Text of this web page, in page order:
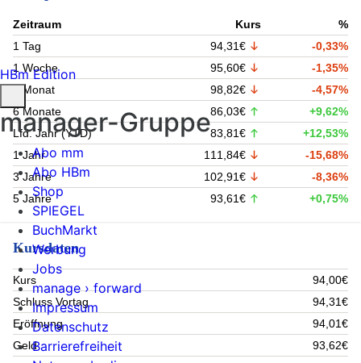
Zeitraum Kurs
%
1 Tag
94,31€
-0,33%
1 Woche
95,60€
-1,35%
1 Monat
98,82€
-4,57%
6 Monate
86,03€
+9,62%
Lfd. Jahr (YTD)
83,81€
+12,53%
1 Jahr
111,84€
-15,68%
3 Jahre
102,91€
-8,36%
5 Jahre
93,61€ +0,75%
Kursdaten
Kurs
94,00€
Schluss Vortag
94,31€
Eröffnung
94,01€
Geld
93,62€
HBm Edition
manager-Gruppe
Abo mm
Abo HBm
Shop
SPIEGEL
BuchMarkt
Werbung
Jobs
manage › forward
Impressum
Datenschutz
Barrierefreiheit